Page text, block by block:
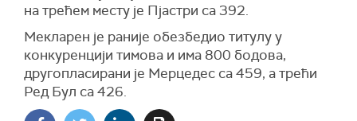
на трећем месту је Пјастри са 392.
Мекларен је раније обезбедио титулу у
конкуренцији тимова и има 800 бодова,
другопласирани је Мерцедес са 459, а трећи
Ред Бул са 426.